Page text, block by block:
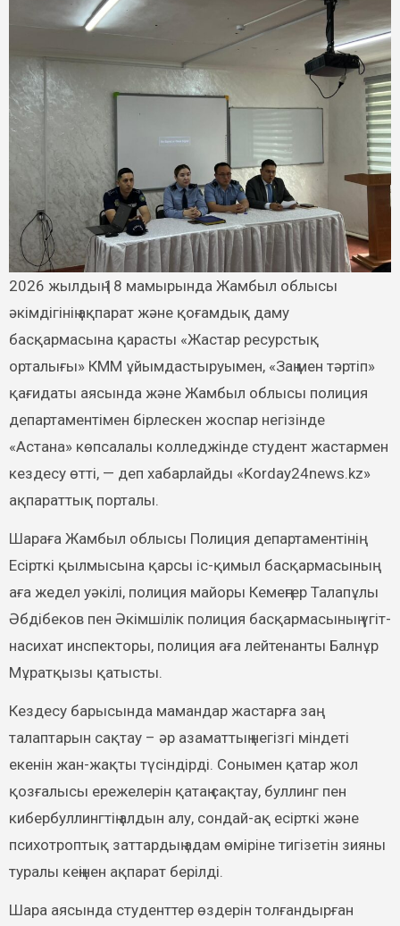
2026 жылдың 18 мамырында Жамбыл облысы
әкімдігінің ақпарат және қоғамдық даму
басқармасына қарасты «Жастар ресурстық
орталығы» КММ ұйымдастыруымен, «Заң мен тәртіп»
қағидаты аясында және Жамбыл облысы полиция
департаментімен бірлескен жоспар негізінде
«Астана» көпсалалы колледжінде студент жастармен
кездесу өтті, — деп хабарлайды «Korday24news.kz»
ақпараттық порталы.
Шараға Жамбыл облысы Полиция департаментінің
Есірткі қылмысына қарсы іс-қимыл басқармасының
аға жедел уәкілі, полиция майоры Кемеңгер Талапұлы
Әбдібеков пен Әкімшілік полиция басқармасының үгіт-
насихат инспекторы, полиция аға лейтенанты Балнұр
Мұратқызы қатысты.
Кездесу барысында мамандар жастарға заң
талаптарын сақтау – әр азаматтың негізгі міндеті
екенін жан-жақты түсіндірді. Сонымен қатар жол
қозғалысы ережелерін қатаң сақтау, буллинг пен
кибербуллингтің алдын алу, сондай-ақ есірткі және
психотроптық заттардың адам өміріне тигізетін зияны
туралы кеңінен ақпарат берілді.
Шара аясында студенттер өздерін толғандырған